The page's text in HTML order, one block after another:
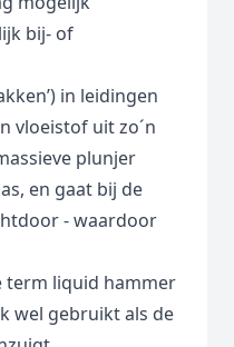
bij- of
in leidingen
vloeistof uit zo´n
plunjer
en gaat bij de
- waardoor
term liquid hammer
wel gebruikt als de